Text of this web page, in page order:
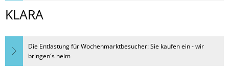
KLARA
Die Entlastung für Wochenmarktbesucher: Sie kaufen ein - wir
bringen´s heim